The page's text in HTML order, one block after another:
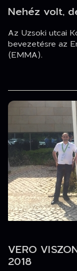
Nehéz volt,
Az Uzsoki utcai
bevezetésre az
(EMMA).
VERO
2018